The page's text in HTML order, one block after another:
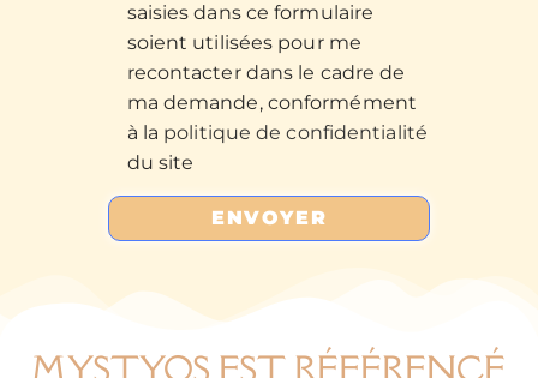
saisies dans ce formulaire
soient utilisées pour me
recontacter dans le cadre de
ma demande, conformément
à la politique de confidentialité
du site
MYSTYOS EST RÉFÉRENCÉ